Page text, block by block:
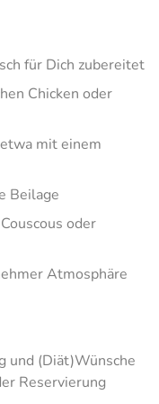
für Dich zubereitet
Chicken oder
mit einem
Beilage
oder
Atmosphäre
und (Diät)Wünsche
Reservierung